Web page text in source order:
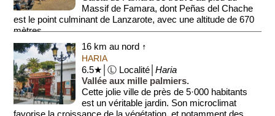
Massif de Famara, dont Peñas del Chache
est le point culminant de Lanzarote, avec une altitude de 670
mètres.
Avec les montagnes p...
16 km au nord ↑
HARIA
6.5★│Ⓛ Localité│Haria
Vallée aux mille palmiers.
Cette jolie ville de près de 5·000 habitants
est un véritable jardin. Son microclimat
favorise la croissance de la végétation, et notamment des